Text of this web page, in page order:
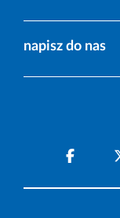
napisz do nas